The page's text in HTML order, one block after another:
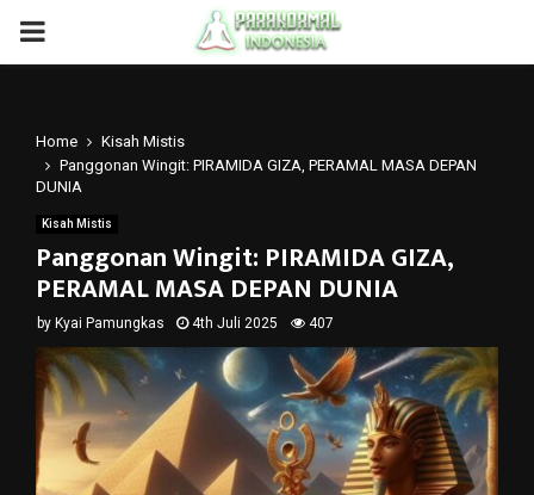
PRIMARY
Home
Kisah Mistis
Panggonan Wingit: PIRAMIDA GIZA, PERAMAL MASA DEPAN
DUNIA
Kisah Mistis
Panggonan Wingit: PIRAMIDA GIZA,
PERAMAL MASA DEPAN DUNIA
by Kyai Pamungkas 4th Juli 2025 407